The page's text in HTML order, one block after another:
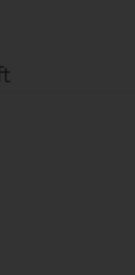
Manager
GV-Manager